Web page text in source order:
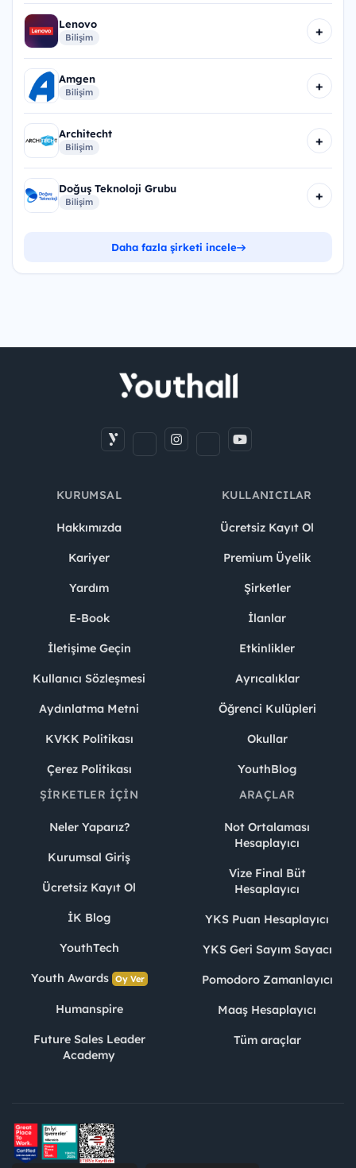
Lenovo
Bilişim +
Amgen
Bilişim +
Architecht
Bilişim +
Doğuş Teknoloji Grubu
Bilişim +
Daha fazla şirketi incele
KURUMSAL
Hakkımızda
Kariyer
Yardım
E-Book
İletişime Geçin
Kullanıcı Sözleşmesi
Aydınlatma Metni
KVKK Politikası
Çerez Politikası
KULLANICILAR
Ücretsiz Kayıt Ol
Premium Üyelik
Şirketler
İlanlar
Etkinlikler
Ayrıcalıklar
Öğrenci Kulüpleri
Okullar
YouthBlog
ŞIRKETLER İÇIN
Neler Yaparız?
Kurumsal Giriş
Ücretsiz Kayıt Ol
İK Blog
YouthTech
Youth Awards Oy Ver
Humanspire
Future Sales Leader
Academy
ARAÇLAR
Not Ortalaması
Hesaplayıcı
Vize Final Büt
Hesaplayıcı
YKS Puan Hesaplayıcı
YKS Geri Sayım Sayacı
Pomodoro Zamanlayıcı
Maaş Hesaplayıcı
Tüm araçlar